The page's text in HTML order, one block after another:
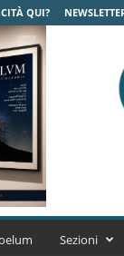
QUI?
C
Sezioni